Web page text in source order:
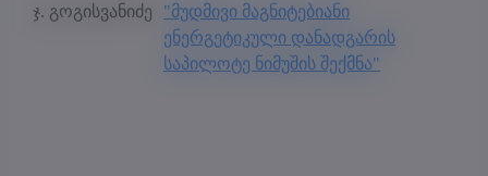
ჯ. გოგისვანიძე
"მუდმივი მაგნიტებიანი
ენერგეტიკული დანადგარის
საპილოტე ნიმუშის შექმნა"